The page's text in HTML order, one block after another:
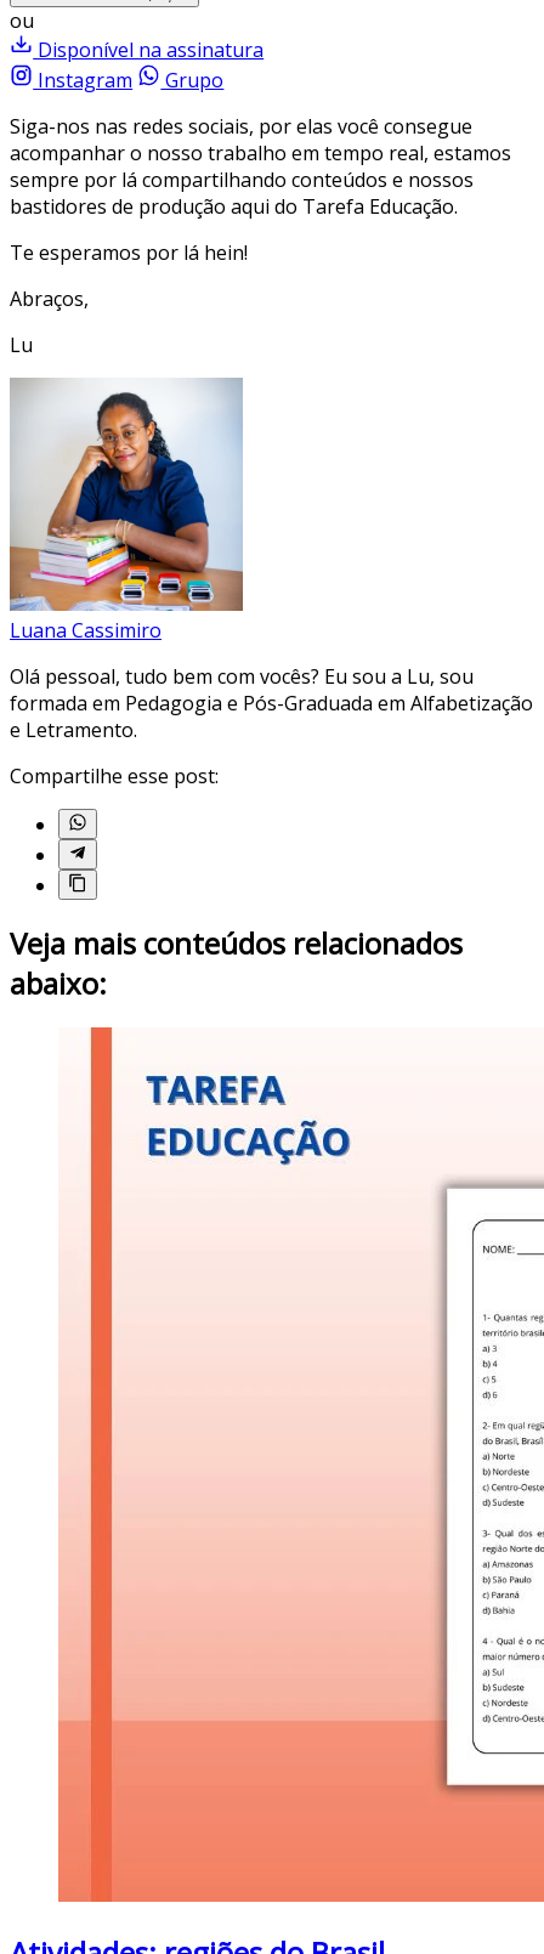
ou
Disponível na assinatura
Instagram
Grupo
Siga-nos nas redes sociais, por elas você consegue
acompanhar o nosso trabalho em tempo real, estamos
sempre por lá compartilhando conteúdos e nossos
bastidores de produção aqui do Tarefa Educação.
Te esperamos por lá hein!
Abraços,
Lu
Luana Cassimiro
Olá pessoal, tudo bem com vocês? Eu sou a Lu, sou
formada em Pedagogia e Pós-Graduada em Alfabetização
e Letramento.
Compartilhe esse post:
Veja mais conteúdos relacionados
abaixo: